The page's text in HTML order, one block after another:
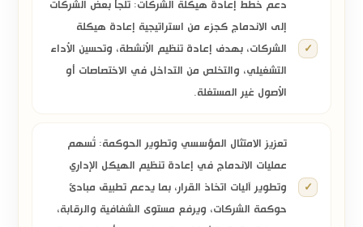
دعم خطط إعادة هيكلة الشركات: تلجأ بعض الشركات
إلى الاندماج كجزء من استراتيجية إعادة هيكلة
الشركات، بهدف إعادة تنظيم الأنشطة، وتحسين الأداء
التشغيلي، والتخلص من التداخل في الاختصاصات أو
الأصول غير المستغلة.
تعزيز الامتثال المؤسسي وتطوير الحوكمة: تُسهم
عمليات الاندماج في إعادة تنظيم الهيكل الإداري
وتطوير آليات اتخاذ القرار، بما يدعم تطبيق مبادئ
حوكمة الشركات، ويرفع مستوى الشفافية والرقابة،